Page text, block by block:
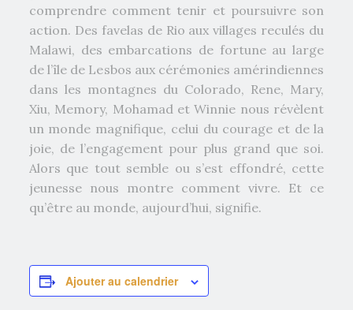
comprendre comment tenir et poursuivre son
action. Des favelas de Rio aux villages reculés du
Malawi, des embarcations de fortune au large
de l’île de Lesbos aux cérémonies amérindiennes
dans les montagnes du Colorado, Rene, Mary,
Xiu, Memory, Mohamad et Winnie nous révèlent
un monde magnifique, celui du courage et de la
joie, de l’engagement pour plus grand que soi.
Alors que tout semble ou s’est effondré, cette
jeunesse nous montre comment vivre. Et ce
qu’être au monde, aujourd’hui, signifie.
Ajouter au calendrier